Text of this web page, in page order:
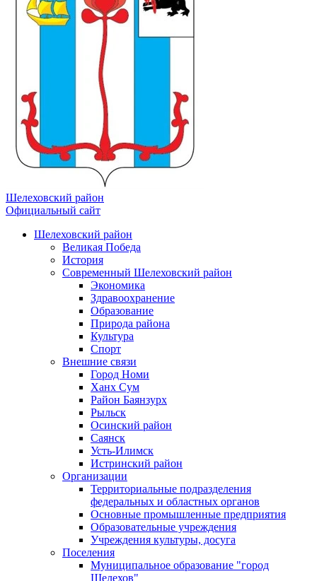
Шелеховский район
Официальный сайт
Шелеховский район
Великая Победа
История
Современный Шелеховский район
Экономика
Здравоохранение
Образование
Природа района
Культура
Спорт
Внешние связи
Город Номи
Ханх Сум
Район Баянзурх
Рыльск
Осинский район
Саянск
Усть-Илимск
Истринский район
Организации
Территориальные подразделения
федеральных и областных органов
Основные промышленные предприятия
Образовательные учреждения
Учреждения культуры, досуга
Поселения
Муниципальное образование "город
Шелехов"